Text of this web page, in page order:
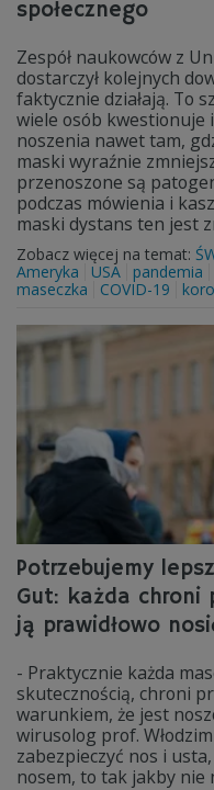
społecznego
Zespół naukowców z
dostarczył kolejnych
faktycznie działają. To
wiele osób kwestionuje
noszenia nawet tam,
maski wyraźnie
przenoszone są
podczas mówienia i
maski dystans ten jest
Zobacz więcej na temat:
Ameryka
USA pandemia
maseczka
COVID-19
Potrzebujemy
Gut: każda chroni
ją prawidłowo
- Praktycznie każda
skutecznością, chroni
warunkiem, że jest
wirusolog prof.
zabezpieczyć nos i
nosem, to tak jakby nie